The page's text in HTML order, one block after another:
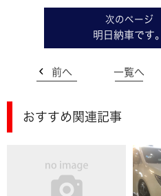
明日納車です。
前へ 一覧へ
おすすめ関連記事